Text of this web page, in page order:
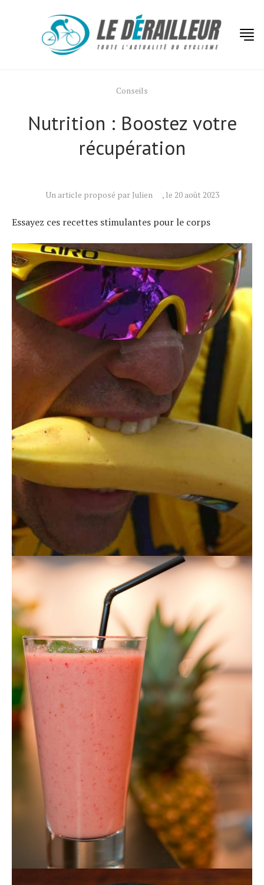
Conseils
Nutrition : Boostez votre
récupération
Un article proposé par Julien , le 20 août 2023
Essayez ces recettes stimulantes pour le corps